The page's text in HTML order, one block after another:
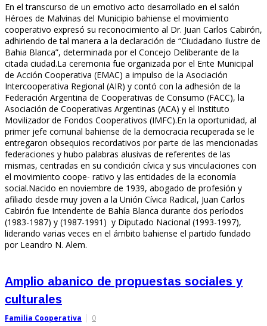
En el transcurso de un emotivo acto desarrollado en el salón
Héroes de Malvinas del Municipio bahiense el movimiento
cooperativo expresó su reconocimiento al Dr. Juan Carlos Cabirón,
adhiriendo de tal manera a la declaración de “Ciudadano Ilustre de
Bahia Blanca”, determinada por el Concejo Deliberante de la
citada ciudad.La ceremonia fue organizada por el Ente Municipal
de Acción Cooperativa (EMAC) a impulso de la Asociación
Intercooperativa Regional (AIR) y contó con la adhesión de la
Federación Argentina de Cooperativas de Consumo (FACC), la
Asociación de Cooperativas Argentinas (ACA) y el Instituto
Movilizador de Fondos Cooperativos (IMFC).En la oportunidad, al
primer jefe comunal bahiense de la democracia recuperada se le
entregaron obsequios recordativos por parte de las mencionadas
federaciones y hubo palabras alusivas de referentes de las
mismas, centradas en su condición cívica y sus vinculaciones con
el movimiento coope- rativo y las entidades de la economía
social.Nacido en noviembre de 1939, abogado de profesión y
afiliado desde muy joven a la Unión Cívica Radical, Juan Carlos
Cabirón fue Intendente de Bahía Blanca durante dos períodos
(1983-1987) y (1987-1991) y Diputado Nacional (1993-1997),
liderando varias veces en el ámbito bahiense el partido fundado
por Leandro N. Alem.
Amplio abanico de propuestas sociales y
culturales
Familia Cooperativa 0